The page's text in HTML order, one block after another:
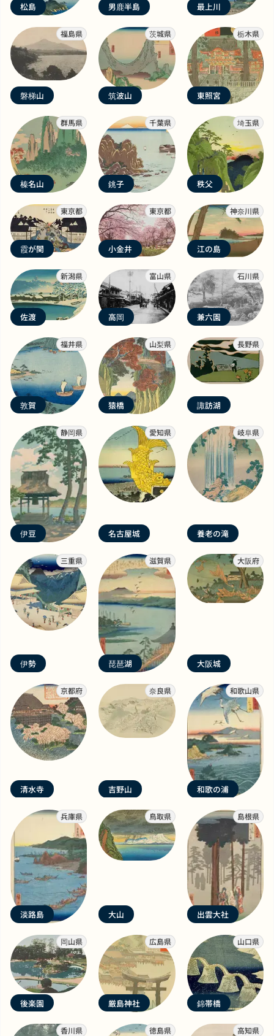
松島 男鹿半島 最上川
福島県
磐梯山
茨城県
筑波山
栃木県
東照宮
群馬県
榛名山
千葉県
銚子
埼玉県
秩父
東京都
霞が関
東京都
小金井
神奈川県
江の島
新潟県
佐渡
富山県
高岡
石川県
兼六園
福井県
敦賀
山梨県
猿橋
長野県
諏訪湖
静岡県
伊豆
愛知県
名古屋城
岐阜県
養老の滝
三重県
伊勢
滋賀県
琵琶湖
大阪府
大阪城
京都府
清水寺
奈良県
吉野山
和歌山県
和歌の浦
兵庫県
淡路島
鳥取県
大山
島根県
出雲大社
岡山県
後楽園
広島県
厳島神社
山口県
錦帯橋
香川県 徳島県 高知県